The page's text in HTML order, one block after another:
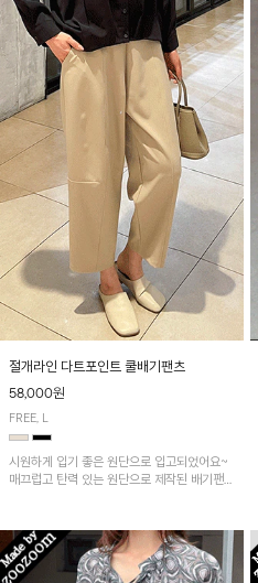
절개라인 다트포인트 쿨배기팬츠
58,000원
FREE, L
시원하게 입기 좋은 원단으로 입고되었어요~
매끄럽고 탄력 있는 원단으로 제작된 배기팬츠